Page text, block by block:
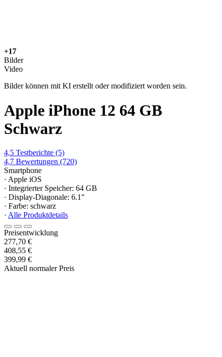
+17
Bilder
Video
Bilder können mit KI erstellt oder modifiziert worden sein.
Apple iPhone 12 64 GB
Schwarz
4,5 Testberichte (5)
4,7 Bewertungen (720)
Smartphone
· Apple iOS
· Integrierter Speicher: 64 GB
· Display-Diagonale: 6.1"
· Farbe: schwarz
· Alle Produktdetails
Preisentwicklung
277,70 €
408,55 €
399,99 €
Aktuell normaler Preis